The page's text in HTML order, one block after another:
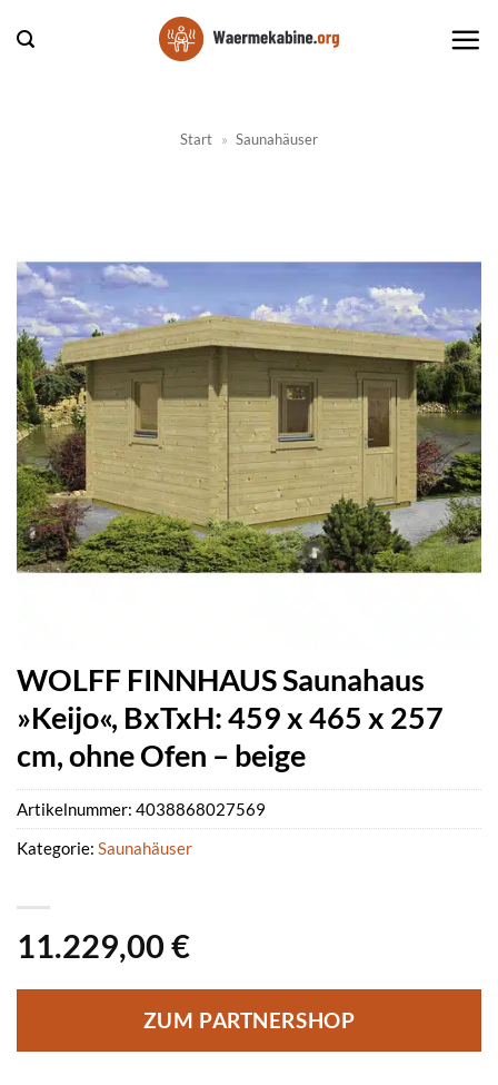
Inhalt
Start » Saunahäuser
WOLFF FINNHAUS Saunahaus
»Keijo«, BxTxH: 459 x 465 x 257
cm, ohne Ofen – beige
11.229,00 €
ZUM PARTNERSHOP
Artikelnummer: 4038868027569
Kategorie: Saunahäuser